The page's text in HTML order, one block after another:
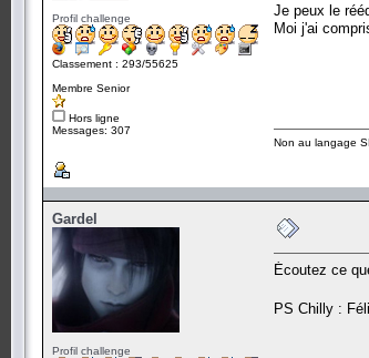
Profil challenge
Classement : 293/55625
Membre Senior
Hors ligne
Messages: 307
Je peux le
Moi j'ai
Non au langage
Gardel
Profil challenge
Écoutez ce
PS Chilly :